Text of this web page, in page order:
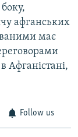
афганських
має
Афганістані,
Follow us